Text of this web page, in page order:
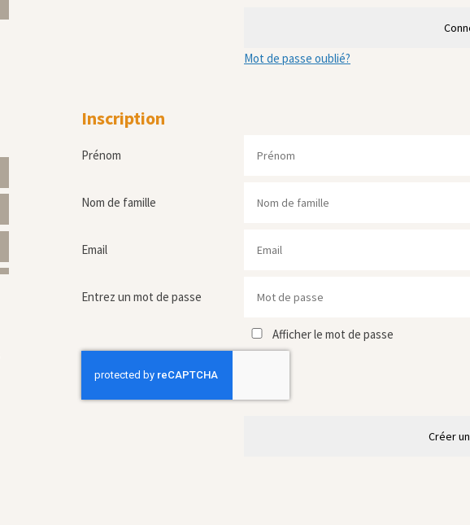
Mot de passe oublié?
Inscription
Prénom
Nom de famille
Email
Entrez un mot de passe
Afficher le mot de passe
Créer